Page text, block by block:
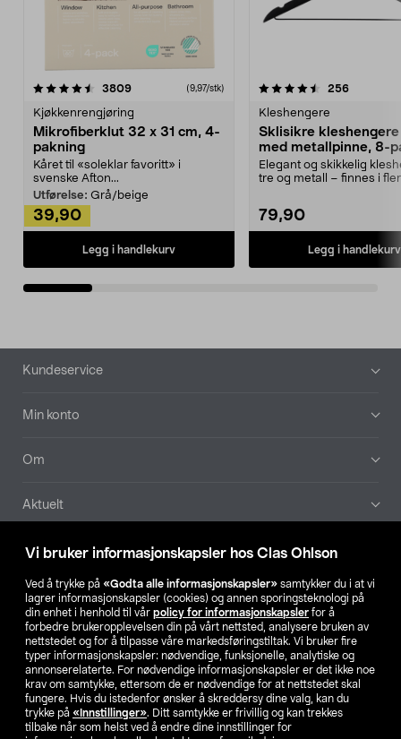
Vi bruker informasjonskapsler hos Clas Ohlson
Ved å trykke på «Godta alle informasjonskapsler» samtykker du i at vi
lagrer informasjonskapsler (cookies) og annen sporingsteknologi på
din enhet i henhold til vår policy for informasjonskapsler for å
forbedre brukeropplevelsen din på vårt nettsted, analysere bruken av
nettstedet og for å tilpasse våre markedsføringstiltak. Vi bruker fire
typer informasjonskapsler: nødvendige, funksjonelle, analytiske og
annonserelaterte. For nødvendige informasjonskapsler er det ikke noe
krav om samtykke, ettersom de er nødvendige for at nettstedet skal
fungere. Hvis du istedenfor ønsker å skreddersy dine valg, kan du
trykke på «Innstillinger». Ditt samtykke er frivillig og kan trekkes
tilbake når som helst ved å endre dine innstillinger for
3809anmeldelser(9,97/stk)
Kjøkkenrengjøring
Mikrofiberklut 32 x 31 cm, 4-
pakning
Kåret til «soleklar favoritt» i
svenske Afton...
Utførelse: Grå/beige
39,90
Legg i handlekurv
4.5av 5 stjerner 256
Kleshengere
Sklisikre
med metallpinne, 8-
Elegant og skikkelig
tre og metall – finnes i
79,90
Legg i handlekurv
4.5av 5 stjerner
Bunntekst
Kundeservice
Min konto
Om
Aktuelt
Våre selskaper
Finn din butikk
SE NO FI